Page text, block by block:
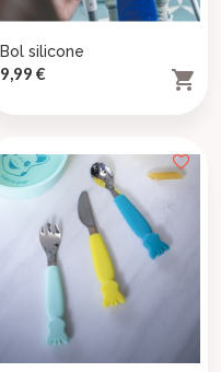
Bol silicone
Prix
9,99 € 